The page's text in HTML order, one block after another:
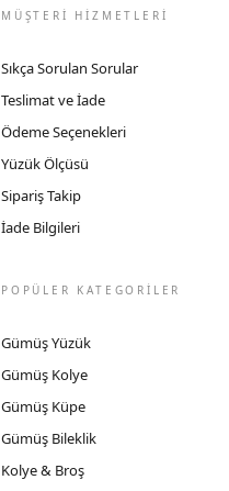
MÜŞTERİ HİZMETLERİ
Sıkça Sorulan Sorular
Teslimat ve İade
Ödeme Seçenekleri
Yüzük Ölçüsü
Sipariş Takip
İade Bilgileri
POPÜLER KATEGORİLER
Gümüş Yüzük
Gümüş Kolye
Gümüş Küpe
Gümüş Bileklik
Kolye & Broş